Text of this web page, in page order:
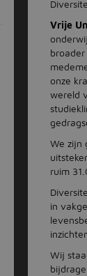
Vrije
onze
wereld
We zijn
ruim
in
Wij